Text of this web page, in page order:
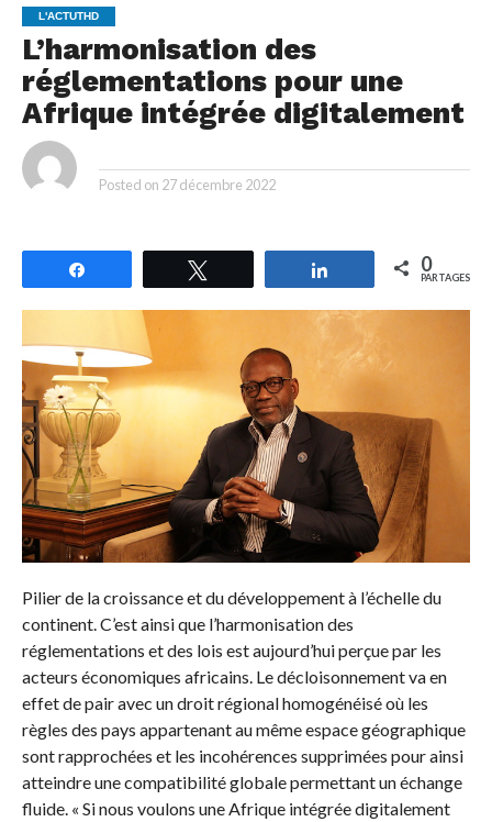
L'ACTUTHD
L’harmonisation des
réglementations pour une
Afrique intégrée digitalement
Posted on 27 décembre 2022
Partagez 0
PARTAGES
Pilier de la croissance et du développement à l’échelle du
continent. C’est ainsi que l’harmonisation des
réglementations et des lois est aujourd’hui perçue par les
acteurs économiques africains. Le décloisonnement va en
effet de pair avec un droit régional homogénéisé où les
règles des pays appartenant au même espace géographique
sont rapprochées et les incohérences supprimées pour ainsi
atteindre une compatibilité globale permettant un échange
fluide. « Si nous voulons une Afrique intégréedigitalement